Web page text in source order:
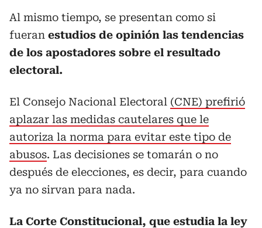
Al mismo tiempo, se presentan como si
fueran estudios de opinión las tendencias
de los apostadores sobre el resultado
electoral.
El Consejo Nacional Electoral (CNE) prefirió
aplazar las medidas cautelares que le
autoriza la norma para evitar este tipo de
abusos. Las decisiones se tomarán o no
después de elecciones, es decir, para cuando
ya no sirvan para nada.
La Corte Constitucional, que estudia la ley